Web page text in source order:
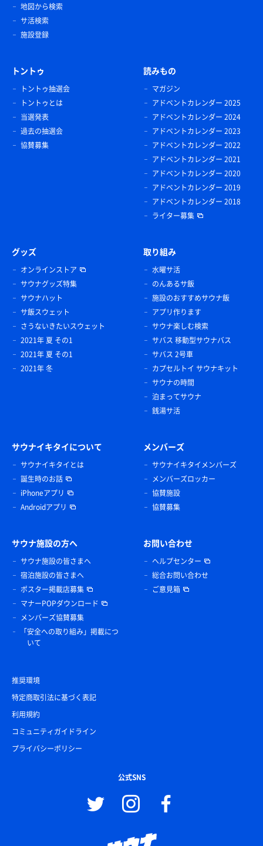
地図から検索
サ活検索
施設登録
トントゥ
トントゥ抽選会
トントゥとは
当選発表
過去の抽選会
協賛募集
読みもの
マガジン
アドベントカレンダー 2025
アドベントカレンダー 2024
アドベントカレンダー 2023
アドベントカレンダー 2022
アドベントカレンダー 2021
アドベントカレンダー 2020
アドベントカレンダー 2019
アドベントカレンダー 2018
ライター募集
グッズ
オンラインストア
サウナグッズ特集
サウナハット
サ飯スウェット
さうないきたいスウェット
2021年 夏 その1
2021年 夏 その1
2021年 冬
取り組み
水曜サ活
のんあるサ飯
施設のおすすめサウナ飯
アプリ作ります
サウナ楽しむ検索
サバス 移動型サウナバス
サバス 2号車
カプセルトイ サウナキット
サウナの時間
泊まってサウナ
銭湯サ活
サウナイキタイについて
サウナイキタイとは
誕生時のお話
iPhoneアプリ
Androidアプリ
メンバーズ
サウナイキタイメンバーズ
メンバーズロッカー
協賛施設
協賛募集
サウナ施設の方へ
サウナ施設の皆さまへ
宿泊施設の皆さまへ
ポスター掲載店募集
マナーPOPダウンロード
メンバーズ協賛募集
「安全への取り組み」掲載につ
いて
お問い合わせ
ヘルプセンター
総合お問い合わせ
ご意見箱
推奨環境
特定商取引法に基づく表記
利用規約
コミュニティガイドライン
プライバシーポリシー
公式SNS